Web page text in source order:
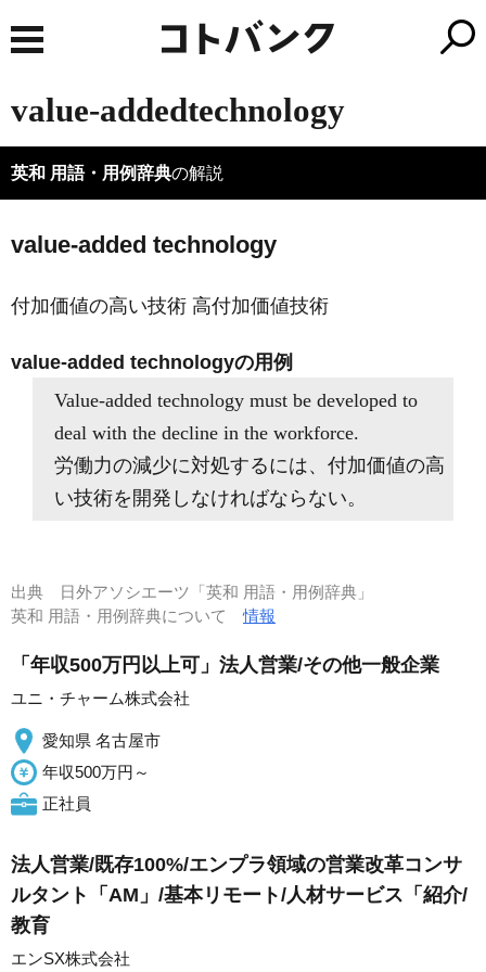
value-addedtechnology
英和 用語・用例辞典の解説
value-added technology
付加価値の高い技術 高付加価値技術
value-added technologyの用例
Value-added technology must be developed to
deal with the decline in the workforce.
労働力の減少に対処するには、付加価値の高
い技術を開発しなければならない。
出典
日外アソシエーツ「英和 用語・用例辞典」
英和 用語・用例辞典について情報
「年収500万円以上可」法人営業/その他一般企業
ユニ・チャーム株式会社
愛知県 名古屋市
年収500万円～
正社員
法人営業/既存100%/エンプラ領域の営業改革コンサ
ルタント「AM」/基本リモート/人材サービス「紹介/
教育
エンSX株式会社